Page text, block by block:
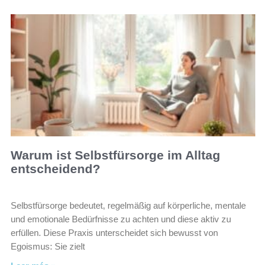
Warum ist Selbstfürsorge im Alltag
entscheidend?
Selbstfürsorge bedeutet, regelmäßig auf körperliche, mentale
und emotionale Bedürfnisse zu achten und diese aktiv zu
erfüllen. Diese Praxis unterscheidet sich bewusst von
Egoismus: Sie zielt